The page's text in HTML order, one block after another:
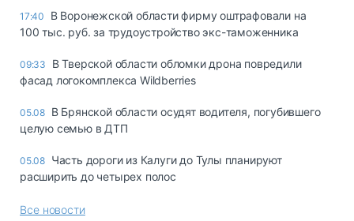
17:40
В Воронежской области фирму оштрафовали на
100 тыс. руб. за трудоустройство экс-таможенника
09:33
В Тверской области обломки дрона повредили
фасад логокомплекса Wildberries
05.08 В Брянской области осудят водителя, погубившего
целую семью в ДТП
05.08 Часть дороги из Калуги до Тулы планируют
расширить до четырех полос
Все новости